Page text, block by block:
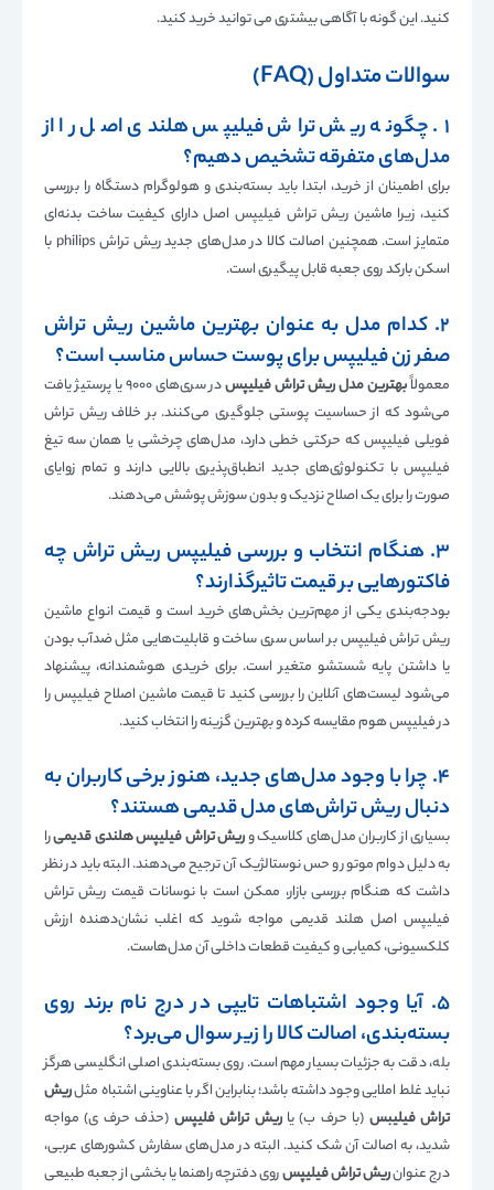
کنید. این گونه با آگاهی بیشتری می توانید خرید کنید.
سوالات متداول (FAQ)
۱. چگونه ریش تراش فیلیپس هلندی اصل را از
مدل‌های متفرقه تشخیص دهیم؟
برای اطمینان از خرید، ابتدا باید بسته‌بندی و هولوگرام دستگاه را بررسی
کنید، زیرا ماشین ریش تراش فیلیپس اصل دارای کیفیت ساخت بدنه‌ای
متمایز است. همچنین اصالت کالا در مدل‌های جدید ریش تراش philips با
اسکن بارکد روی جعبه قابل پیگیری است.
۲. کدام مدل به عنوان بهترین ماشین ریش تراش
صفر زن فیلیپس برای پوست حساس مناسب است؟
معمولاًبهترین مدل ریش تراش فیلیپس
در سری‌های ۹۰۰۰ یا پرستیژ یافت
می‌شود که از حساسیت پوستی جلوگیری می‌کنند. بر خلاف ریش تراش
فویلی فیلیپس که حرکتی خطی دارد، مدل‌های چرخشی یا همان سه تیغ
فیلیپس با تکنولوژی‌های جدید انطباق‌پذیری بالایی دارند و تمام زوایای
صورت را برای یک اصلاح نزدیک و بدون سوزش پوشش می‌دهند.
۳. هنگام انتخاب و بررسی فیلیپس ریش تراش چه
فاکتورهایی بر قیمت تاثیرگذارند؟
بودجه‌بندی یکی از مهم‌ترین بخش‌های خرید است و قیمت انواع ماشین
ریش تراش فیلیپس بر اساس سری ساخت و قابلیت‌هایی مثل ضدآب بودن
یا داشتن پایه شستشو متغیر است. برای خریدی هوشمندانه، پیشنهاد
می‌شود لیست‌های آنلاین را بررسی کنید تا قیمت ماشین اصلاح فیلیپس را
در فیلیپس هوم مقایسه کرده و بهترین گزینه را انتخاب کنید.
۴. چرا با وجود مدل‌های جدید، هنوز برخی کاربران به
دنبال ریش تراش‌های مدل قدیمی هستند؟
بسیاری از کاربران مدل‌های کلاسیک وریش تراش فیلیپس هلندی قدیمیرا
به دلیل دوام موتور و حس نوستالژیک آن ترجیح می‌دهند. البته باید در نظر
داشت که هنگام بررسی بازار، ممکن است با نوسانات قیمت ریش تراش
فیلیپس اصل هلند قدیمی مواجه شوید که اغلب نشان‌دهنده ارزش
کلکسیونی، کمیابی و کیفیت قطعات داخلی آن مدل‌هاست.
۵. آیا وجود اشتباهات تایپی در درج نام برند روی
بسته‌بندی، اصالت کالا را زیر سوال می‌برد؟
بله، دقت به جزئیات بسیار مهم است. روی بسته‌بندی اصلی انگلیسی هرگز
نباید غلط املایی وجود داشته باشد؛ بنابراین اگر با عناوینی اشتباه مثلریش
تراش فیلیبس (با حرف ب) یاریش تراش فلیپس (حذف حرف ی) مواجه
شدید، به اصالت آن شک کنید. البته در مدل‌های سفارش کشورهای عربی،
درج عنوانريش تراش فيليپسروی دفترچه راهنما یا بخشی از جعبه طبیعی